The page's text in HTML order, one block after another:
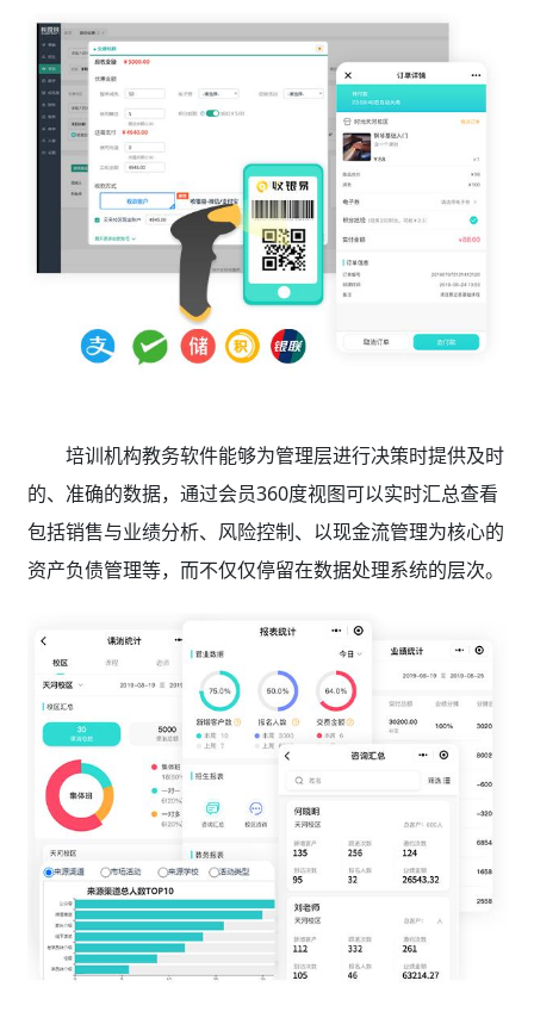
培训机构教务软件能够为管理层进行决策时提供及时
的、准确的数据，通过会员360度视图可以实时汇总查看
包括销售与业绩分析、风险控制、以现金流管理为核心的
资产负债管理等，而不仅仅停留在数据处理系统的层次。